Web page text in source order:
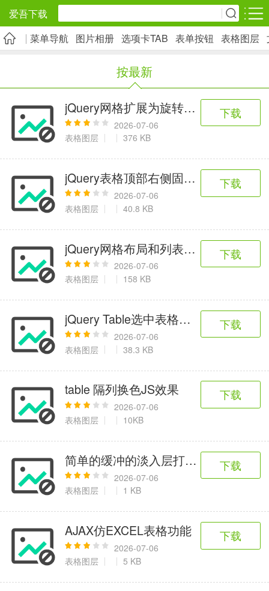
爱吾下载
安卓应用 安卓游戏
社交通讯
2千+款应用
1万+款应用
实用工具
2万+款应用
金融理财
2百+款应用
6千+款应用
资讯阅读
1万+款应用
学习办公
3万+款应用
生活服务
医疗健康
6千+款应用
母婴育儿
2百+款应用
趣味娱乐
图像拍照
9百+款应用
菜单导航 图片相册 选项卡TAB 表单按钮 表格图层
按最新
jQuery网格扩展为旋转木马特效
2026-07-06
表格图层
376 KB
下载
jQuery表格顶部右侧固定滚动代码
2026-07-06
表格图层
40.8 KB
下载
jQuery网格布局和列表布局切换特效
2026-07-06
表格图层
158 KB
下载
jQuery Table选中表格行变色代码
2026-07-06
表格图层
38.3 KB
下载
table 隔列换色JS效果
2026-07-06
表格图层
10KB
下载
简单的缓冲的淡入层打开效果
2026-07-06
表格图层
1 KB
下载
AJAX仿EXCEL表格功能
2026-07-06
表格图层
5 KB
下载